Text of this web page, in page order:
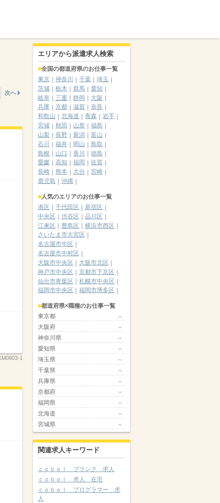
次へ
1
エリアから派遣求人検索
全国の都道府県のお仕事一覧
東京
神奈川 千葉
埼玉
茨城
栃木 群馬
愛知
岐阜
三重 静岡
大阪
兵庫
京都 滋賀
奈良
和歌山
北海道 青森
岩手
宮城
秋田 山形
福島
山梨
長野 新潟
富山
石川
福井 岡山
鳥取
島根
山口 香川
徳島
愛媛
高知 福岡
佐賀
長崎
熊本 大分
宮崎
鹿児島
沖縄
人気のエリアのお仕事一覧
港区
千代田区
新宿区
中央区
渋谷区
品川区
江東区
豊島区
横浜市西区
さいたま市大宮区
名古屋市中区
名古屋市中村区
大阪市中央区
大阪市北区
神戸市中央区
京都市下京区
仙台市青葉区
札幌市中央区
福岡市中央区
福岡市博多区
都道府県×職種のお仕事一覧
東京都
大阪府
神奈川県
愛知県
埼玉県
千葉県
兵庫県
京都府
福岡県
北海道
宮城県
関連求人キーワード
ｃｏｂｏｌ ブランク 求人
ｃｏｂｏｌ 求人 在宅
ｃｏｂｏｌ プログラマー 求
人